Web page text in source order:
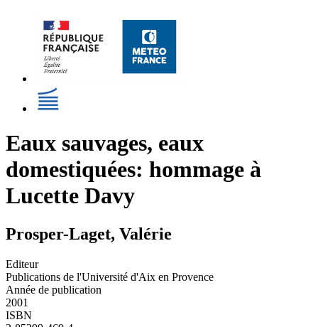
Eaux sauvages, eaux
domestiquées: hommage à
Lucette Davy
Prosper-Laget, Valérie
Editeur
Publications de l'Université d'Aix en Provence
Année de publication
2001
ISBN